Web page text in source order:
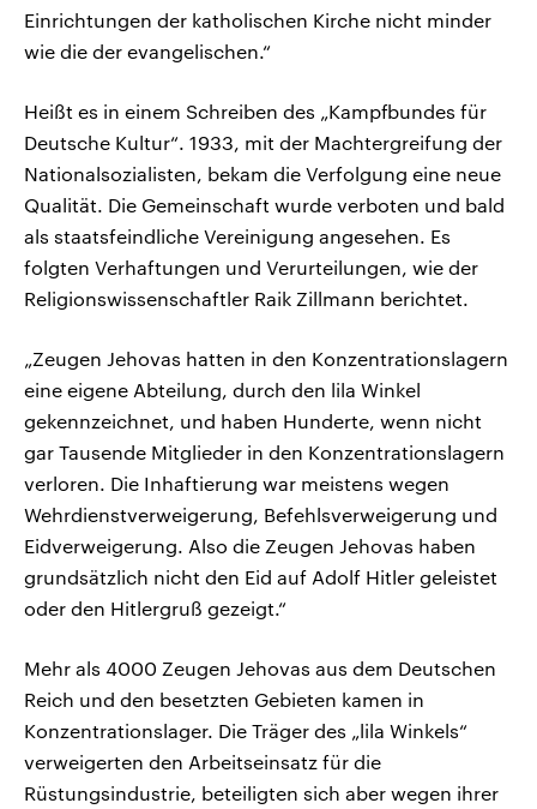
Einrichtungen der katholischen Kirche nicht minder
wie die der evangelischen.“
Heißt es in einem Schreiben des „Kampfbundes für
Deutsche Kultur“. 1933, mit der Machtergreifung der
Nationalsozialisten, bekam die Verfolgung eine neue
Qualität. Die Gemeinschaft wurde verboten und bald
als staatsfeindliche Vereinigung angesehen. Es
folgten Verhaftungen und Verurteilungen, wie der
Religionswissenschaftler Raik Zillmann berichtet.
„Zeugen Jehovas hatten in den Konzentrationslagern
eine eigene Abteilung, durch den lila Winkel
gekennzeichnet, und haben Hunderte, wenn nicht
gar Tausende Mitglieder in den Konzentrationslagern
verloren. Die Inhaftierung war meistens wegen
Wehrdienstverweigerung, Befehlsverweigerung und
Eidverweigerung. Also die Zeugen Jehovas haben
grundsätzlich nicht den Eid auf Adolf Hitler geleistet
oder den Hitlergruß gezeigt.“
Mehr als 4000 Zeugen Jehovas aus dem Deutschen
Reich und den besetzten Gebieten kamen in
Konzentrationslager. Die Träger des „lila Winkels“
verweigerten den Arbeitseinsatz für die
Rüstungsindustrie, beteiligten sich aber wegen ihrer